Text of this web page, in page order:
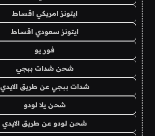
ايتونز امريكي اقساط
ايتونز سعودي اقساط
فور يو
شحن شدات ببجي
شدات ببجي عن طريق الايدي
شحن يلا لودو
شحن لودو عن طريق الايدي